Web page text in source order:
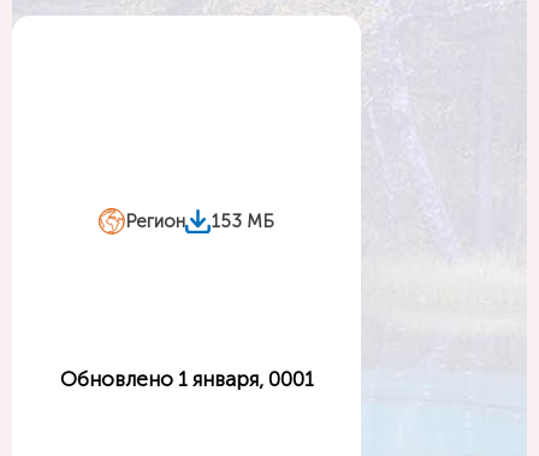
Регион 153 МБ
Обновлено 1 января, 0001